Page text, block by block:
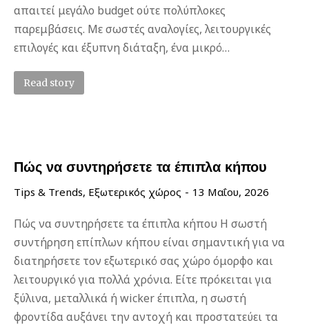
απαιτεί μεγάλο budget ούτε πολύπλοκες
παρεμβάσεις. Με σωστές αναλογίες, λειτουργικές
επιλογές και έξυπνη διάταξη, ένα μικρό…
Read story
Πώς να συντηρήσετε τα έπιπλα κήπου
Tips & Trends, Εξωτερικός χώρος 13 Μαΐου, 2026
Πώς να συντηρήσετε τα έπιπλα κήπου Η σωστή
συντήρηση επίπλων κήπου είναι σημαντική για να
διατηρήσετε τον εξωτερικό σας χώρο όμορφο και
λειτουργικό για πολλά χρόνια. Είτε πρόκειται για
ξύλινα, μεταλλικά ή wicker έπιπλα, η σωστή
φροντίδα αυξάνει την αντοχή και προστατεύει τα